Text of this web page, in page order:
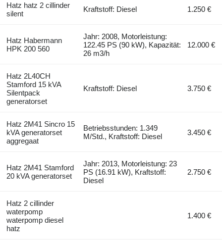
Hatz hatz 2 cillinder
silent
Kraftstoff: Diesel 1.250 €
Hatz Habermann
HPK 200 560
Jahr: 2008, Motorleistung:
122.45 PS (90 kW), Kapazität:
26 m3/h
12.000 €
Hatz 2L40CH
Stamford 15 kVA
Silentpack
generatorset
Kraftstoff: Diesel 3.750 €
Hatz 2M41 Sincro 15
kVA generatorset
aggregaat
Betriebsstunden: 1.349
M/Std., Kraftstoff: Diesel
3.450 €
Hatz 2M41 Stamford
20 kVA generatorset
Jahr: 2013, Motorleistung: 23
PS (16.91 kW), Kraftstoff:
Diesel
2.750 €
Hatz 2 cillinder
waterpomp
waterpomp diesel
hatz
1.400 €